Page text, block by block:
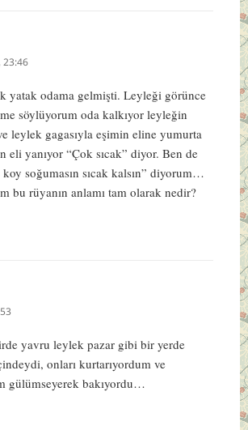
23:46
yatak odama gelmişti. Leyleği görünce
söylüyorum oda kalkıyor leyleğin
leylek gagasıyla eşimin eline yumurta
eli yanıyor “Çok sıcak” diyor. Ben de
soğumasın sıcak kalsın” diyorum…
bu rüyanın anlamı tam olarak nedir?
yavru leylek pazar gibi bir yerde
onları kurtarıyordum ve
gülümseyerek bakıyordu…